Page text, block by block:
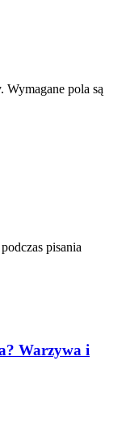
Wymagane pola są
pisania
Warzywa i